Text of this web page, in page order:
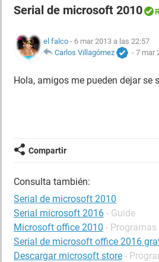
Serial de microsoft 2010
el falco - 6 mar 2013 a las 22:57
Carlos Villagómez
- 7 mar
Hola, amigos me pueden dejar
Compartir
Consulta también:
Serial de microsoft 2010
Serial microsoft 2016 - Guide
Microsoft office 2010 -
Serial de microsoft office 2016
Descargar microsoft store -